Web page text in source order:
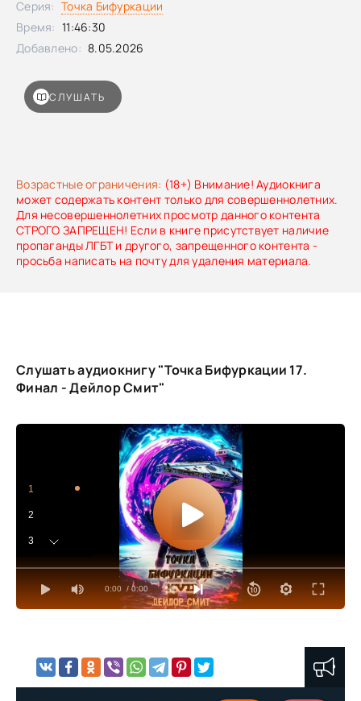
Возрастные ограничения: (18+) Внимание! Аудиокнига
может содержать контент только для совершеннолетних.
Для несовершеннолетних просмотр данного контента
СТРОГО ЗАПРЕЩЕН! Если в книге присутствует наличие
пропаганды ЛГБТ и другого, запрещенного контента -
просьба написать на почту для удаления материала.
СЛУШАТЬ
Серия: Точка Бифуркации
Время: 11:46:30
Добавлено: 8.05.2026
Слушать аудиокнигу "Точка Бифуркации 17.
Финал - Дейлор Смит"
0:00 / 0:00
1
2
3
4